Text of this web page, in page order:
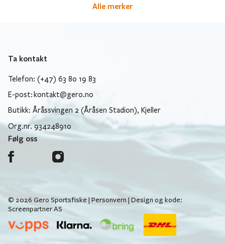
Alle merker
Ta kontakt
Telefon: (+47) 63 80 19 83
E-post: kontakt@gero.no
Butikk: Åråssvingen 2 (Åråsen Stadion), Kjeller
Org.nr. 934248910
Følg oss
© 2026 Gero Sportsfiske | Personvern | Design og kode:
Screenpartner AS